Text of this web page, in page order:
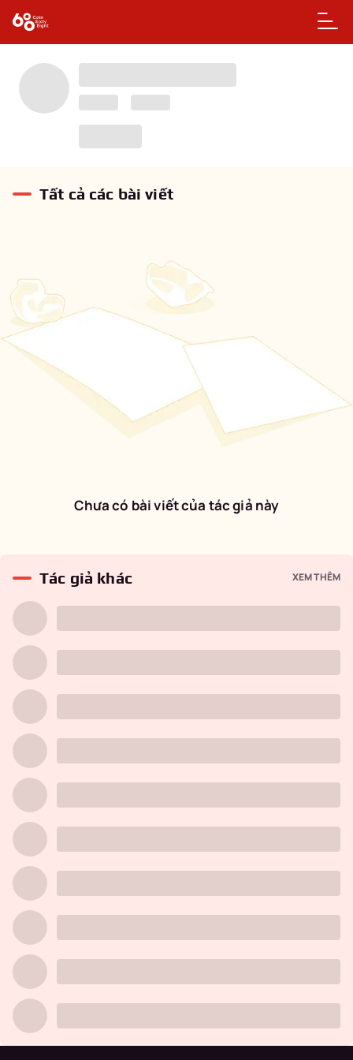
Tất cả các bài viết
Chưa có bài viết của tác giả này
Tác giả khác XEM THÊM